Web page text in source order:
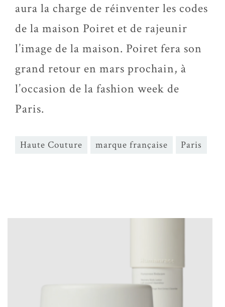
aura la charge de réinventer les codes
de la maison Poiret et de rajeunir
l’image de la maison. Poiret fera son
grand retour en mars prochain, à
l’occasion de la fashion week de
Paris.
Haute Couture marque française Paris